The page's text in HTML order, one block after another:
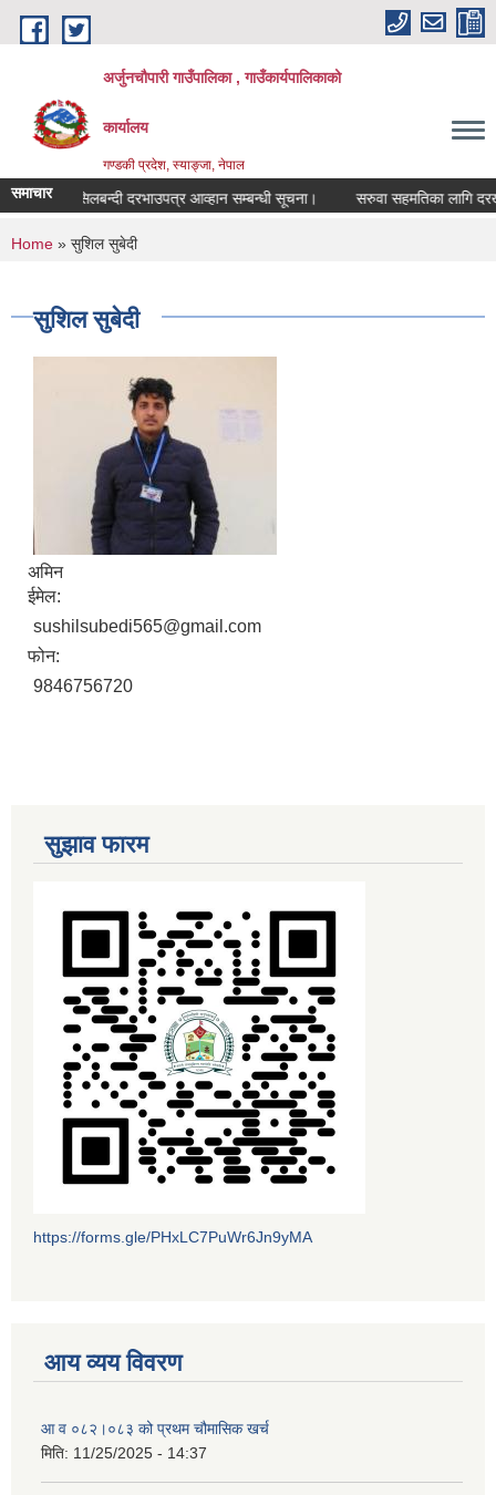
Skip to main content
अर्जुनचौपारी गाउँपालिका , गाउँकार्यपालिकाको
कार्यालय
गण्डकी प्रदेश, स्याङ्जा, नेपाल
समाचारसिलबन्दी दरभाउपत्र आव्हान सम्बन्धी सूचना। सरुवा सहमतिका लागि
You are here
Home » सुशिल सुबेदी
सुशिल सुबेदी
अमिन
ईमेल:
sushilsubedi565@gmail.com
फोन:
9846756720
सुझाव फारम
https://forms.gle/PHxLC7PuWr6Jn9yMA
आय व्यय विवरण
आ व ०८२।०८३ को प्रथम चौमासिक खर्च
मिति: 11/25/2025 - 14:37